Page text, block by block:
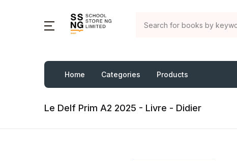
Home Categories Products
Le Delf Prim A2 2025 - Livre - Didier